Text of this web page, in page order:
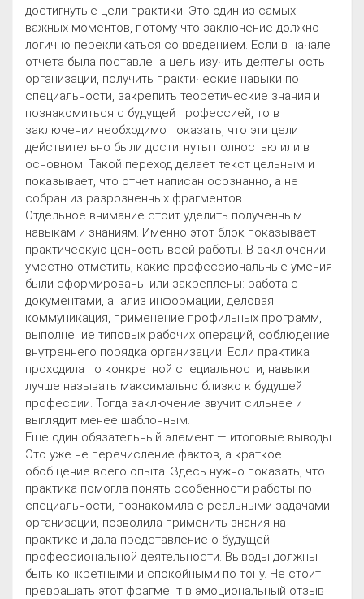
достигнутые цели практики. Это один из самых
важных моментов, потому что заключение должно
логично перекликаться со введением. Если в начале
отчета была поставлена цель изучить деятельность
организации, получить практические навыки по
специальности, закрепить теоретические знания и
познакомиться с будущей профессией, то в
заключении необходимо показать, что эти цели
действительно были достигнуты полностью или в
основном. Такой переход делает текст цельным и
показывает, что отчет написан осознанно, а не
собран из разрозненных фрагментов.
Отдельное внимание стоит уделить полученным
навыкам и знаниям. Именно этот блок показывает
практическую ценность всей работы. В заключении
уместно отметить, какие профессиональные умения
были сформированы или закреплены: работа с
документами, анализ информации, деловая
коммуникация, применение профильных программ,
выполнение типовых рабочих операций, соблюдение
внутреннего порядка организации. Если практика
проходила по конкретной специальности, навыки
лучше называть максимально близко к будущей
профессии. Тогда заключение звучит сильнее и
выглядит менее шаблонным.
Еще один обязательный элемент — итоговые выводы.
Это уже не перечисление фактов, а краткое
обобщение всего опыта. Здесь нужно показать, что
практика помогла понять особенности работы по
специальности, познакомила с реальными задачами
организации, позволила применить знания на
практике и дала представление о будущей
профессиональной деятельности. Выводы должны
быть конкретными и спокойными по тону. Не стоит
превращать этот фрагмент в эмоциональный отзыв